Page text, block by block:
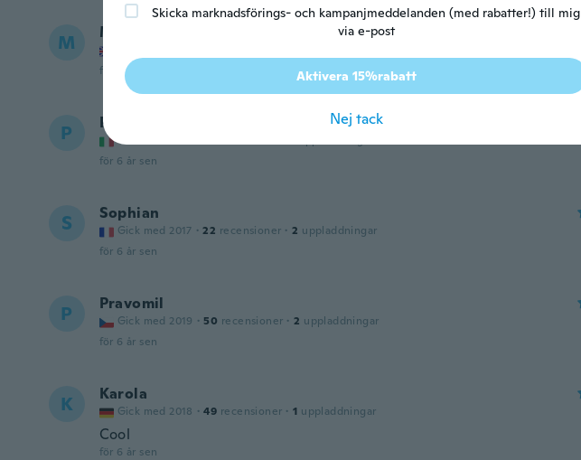
M Matthew
för 6 år sen
P Paolo
Gick med 2017
för 6 år sen
S Sophian
Gick med 2017 · 22 recensioner · 2 uppladdningar
för 6 år sen
P Pravomil
Gick med 2019 · 50 recensioner · 2 uppladdningar
för 6 år sen
K Karola
Gick med 2018 · 49 recensioner · 1 uppladdningar
Cool
för 6 år sen
Skicka marknadsförings- och kampanjmeddelanden (med rabatter!) till mig
via e-post
Aktivera 15%rabatt
Nej tack